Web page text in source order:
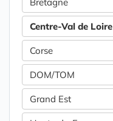
Centre-Val de Loire
Corse
DOM/TOM
Grand Est